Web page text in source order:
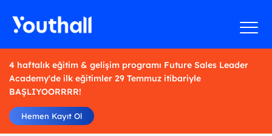
4 haftalık eğitim & gelişim programı Future Sales Leader
Academy'de ilk eğitimler 29 Temmuz itibariyle
BAŞLIYOORRRR!
Hemen Kayıt Ol